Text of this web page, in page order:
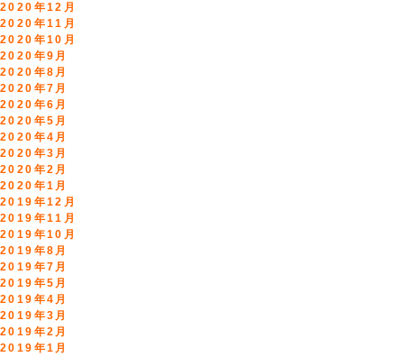
2020年12月
2020年11月
2020年10月
2020年9月
2020年8月
2020年7月
2020年6月
2020年5月
2020年4月
2020年3月
2020年2月
2020年1月
2019年12月
2019年11月
2019年10月
2019年8月
2019年7月
2019年5月
2019年4月
2019年3月
2019年2月
2019年1月